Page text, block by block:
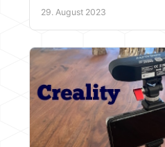
29. August 2023